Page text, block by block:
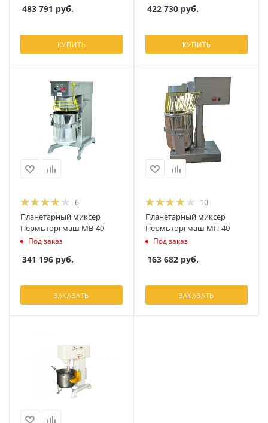
483 791 руб.
КУПИТЬ
422 730 руб.
КУПИТЬ
6
Планетарный миксер
Пермьторгмаш МВ-40
Под заказ
341 196 руб.
ЗАКАЗАТЬ
10
Планетарный миксер
Пермьторгмаш МП-40
Под заказ
163 682 руб.
ЗАКАЗАТЬ